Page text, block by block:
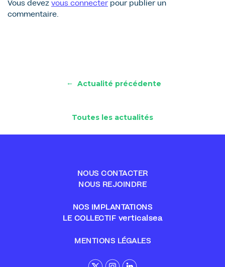
Vous devez vous connecter pour publier un
commentaire.
← Actualité précédente
Toutes les actualités
NOUS CONTACTER
NOUS REJOINDRE
NOS IMPLANTATIONS
LE COLLECTIF verticalsea
MENTIONS LÉGALES